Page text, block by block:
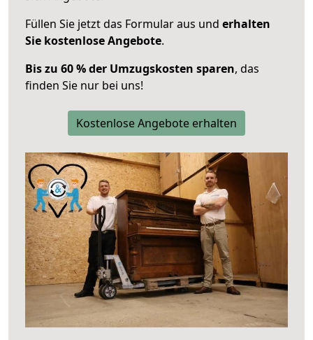
Füllen Sie jetzt das Formular aus und erhalten
Sie kostenlose Angebote.
Bis zu 60 % der Umzugskosten sparen, das
finden Sie nur bei uns!
Kostenlose Angebote erhalten